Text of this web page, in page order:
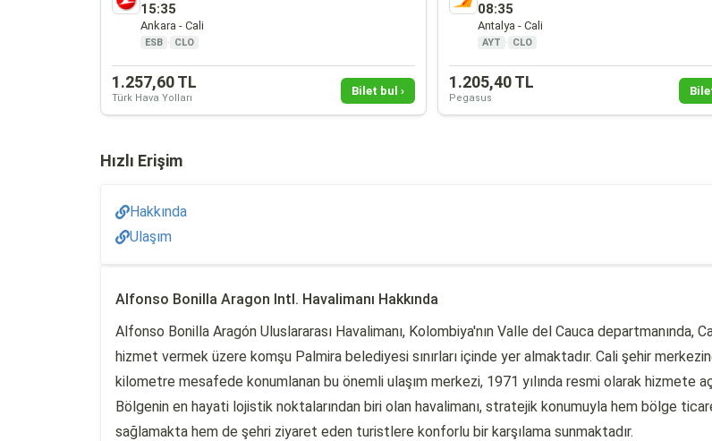
15:35
Ankara - Cali
ESB · CLO
1.257,60 TL
Türk Hava Yolları
Bilet bul ›
08:35
Antalya - Cali
AYT · CLO
1.205,40 TL
Pegasus
Hızlı Erişim
Hakkında
Ulaşım
Alfonso Bonilla Aragon Intl. Havalimanı Hakkında
Alfonso Bonilla Aragón Uluslararası Havalimanı, Kolombiya'nın Valle del Cauca departmanında,
hizmet vermek üzere komşu Palmira belediyesi sınırları içinde yer almaktadır. Cali şehir
kilometre mesafede konumlanan bu önemli ulaşım merkezi, 1971 yılında resmi olarak hizmete
Bölgenin en hayati lojistik noktalarından biri olan havalimanı, stratejik konumuyla hem bölge
sağlamakta hem de şehri ziyaret eden turistlere konforlu bir karşılama sunmaktadır.